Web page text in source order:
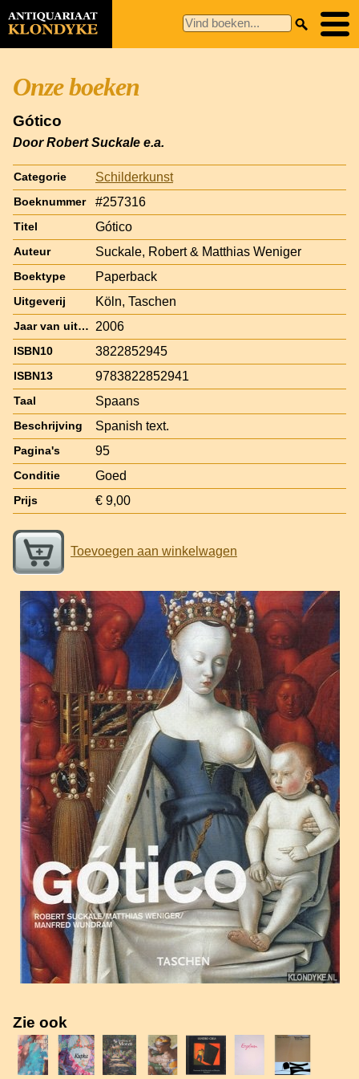
Onze boeken
Gótico
Door Robert Suckale e.a.
Categorie Schilderkunst
Boeknummer #257316
Titel Gótico
Auteur Suckale, Robert & Matthias Weniger
Boektype Paperback
Uitgeverij Köln, Taschen
Jaar van uitgave 2006
ISBN10 3822852945
ISBN13 9783822852941
Taal Spaans
Beschrijving Spanish text.
Pagina's 95
Conditie Goed
Prijs € 9,00
Toevoegen aan winkelwagen
Zie ook